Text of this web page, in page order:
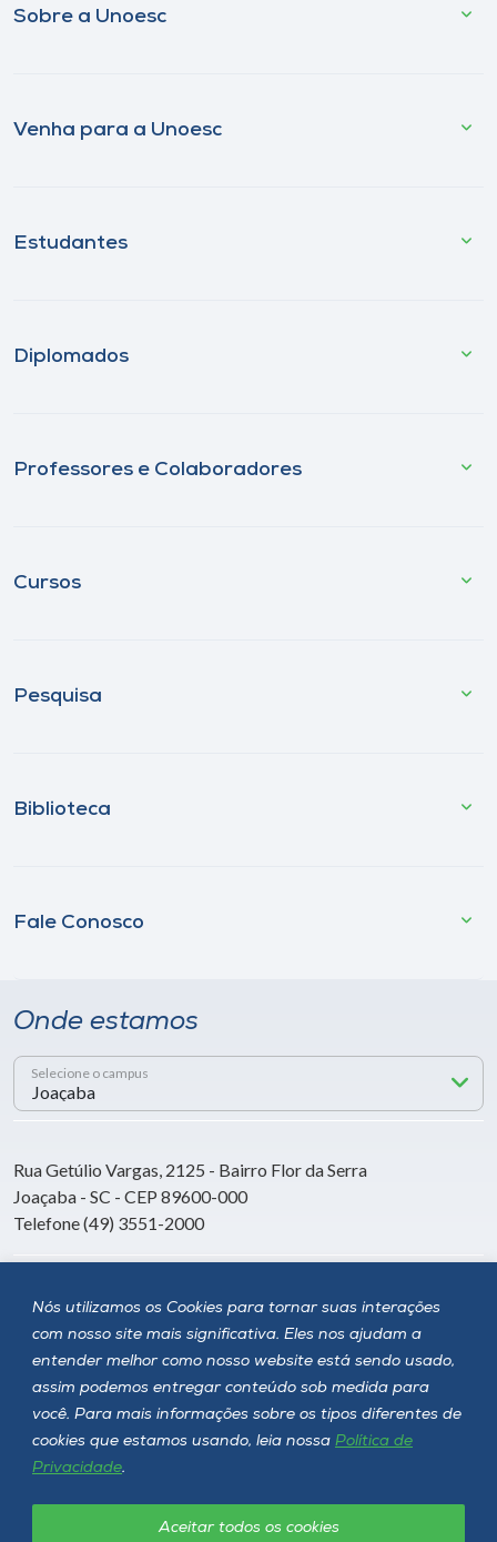
Nós utilizamos os Cookies para tornar suas interações
com nosso site mais significativa. Eles nos ajudam a
entender melhor como nosso website está sendo usado,
assim podemos entregar conteúdo sob medida para
você. Para mais informações sobre os tipos diferentes de
cookies que estamos usando, leia nossa Política de
Privacidade.
Aceitar todos os cookies
Sobre a Unoesc
Venha para a Unoesc
Estudantes
Diplomados
Professores e Colaboradores
Cursos
Pesquisa
Biblioteca
Fale Conosco
Onde estamos
Selecione o campus
Rua Getúlio Vargas, 2125 - Bairro Flor da Serra
Joaçaba - SC - CEP 89600-000
Telefone (49) 3551-2000
Siga a Unoesc